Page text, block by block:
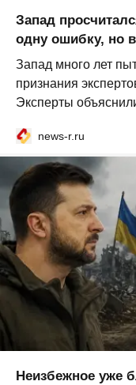
Запад
одну ошибку, но
Запад много лет
признания
Эксперты
news-r.ru
Неизбежное уже